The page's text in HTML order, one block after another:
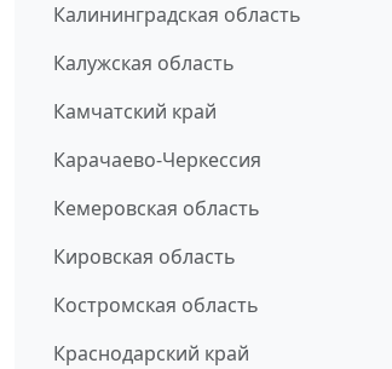
Калининградская область
Калужская область
Камчатский край
Карачаево-Черкессия
Кемеровская область
Кировская область
Костромская область
Краснодарский край